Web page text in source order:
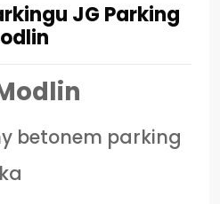
JG Parking
betonem parking